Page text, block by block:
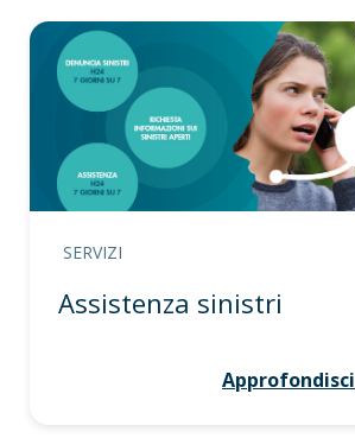
SERVIZI
Assistenza sinistri
Approfondisci